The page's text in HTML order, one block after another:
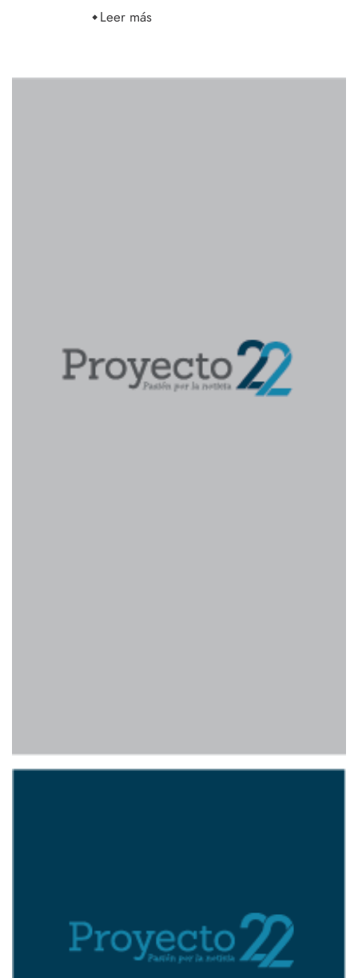
Leer más